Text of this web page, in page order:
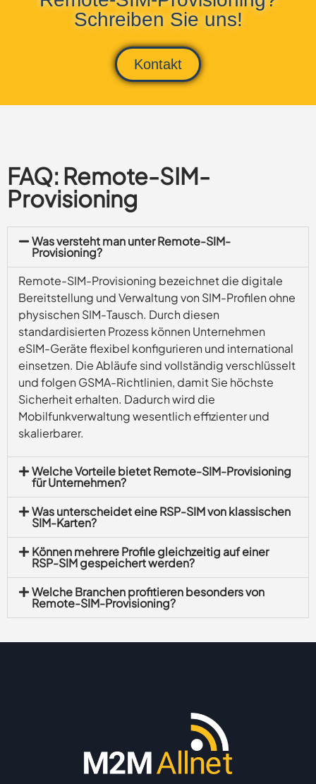
Schreiben Sie uns!
Kontakt
FAQ: Remote-SIM-
Provisioning
Was versteht man unter Remote-SIM-
Provisioning?
Remote-SIM-Provisioning bezeichnet die digitale
Bereitstellung und Verwaltung von SIM-Profilen ohne
physischen SIM-Tausch. Durch diesen
standardisierten Prozess können Unternehmen
eSIM-Geräte flexibel konfigurieren und international
einsetzen. Die Abläufe sind vollständig verschlüsselt
und folgen GSMA-Richtlinien, damit Sie höchste
Sicherheit erhalten. Dadurch wird die
Mobilfunkverwaltung wesentlich effizienter und
skalierbarer.
Welche Vorteile bietet Remote-SIM-Provisioning
für Unternehmen?
Was unterscheidet eine RSP-SIM von klassischen
SIM-Karten?
Können mehrere Profile gleichzeitig auf einer
RSP-SIM gespeichert werden?
Welche Branchen profitieren besonders von
Remote-SIM-Provisioning?